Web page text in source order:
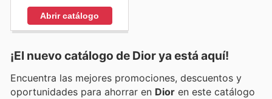
Abrir catálogo
¡El nuevo catálogo de Diorya está aquí!
Encuentra las mejores promociones, descuentos y
oportunidades para ahorrar en Dior en este catálogo